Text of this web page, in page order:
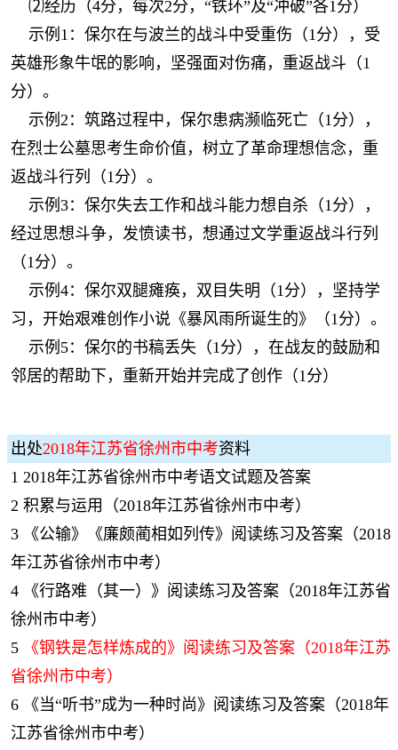
⑵经历（4分，每次2分，“铁环”及“冲破”各1分）
示例1：保尔在与波兰的战斗中受重伤（1分），受
英雄形象牛氓的影响，坚强面对伤痛，重返战斗（1
分）。
示例2：筑路过程中，保尔患病濒临死亡（1分），
在烈士公墓思考生命价值，树立了革命理想信念，重
返战斗行列（1分）。
示例3：保尔失去工作和战斗能力想自杀（1分），
经过思想斗争，发愤读书，想通过文学重返战斗行列
（1分）。
示例4：保尔双腿瘫痪，双目失明（1分），坚持学
习，开始艰难创作小说《暴风雨所诞生的》（1分）。
示例5：保尔的书稿丢失（1分），在战友的鼓励和
邻居的帮助下，重新开始并完成了创作（1分）
出处2018年江苏省徐州市中考资料
1 2018年江苏省徐州市中考语文试题及答案
2 积累与运用（2018年江苏省徐州市中考）
3
《公输》《廉颇蔺相如列传》阅读练习及答案（2018
年江苏省徐州市中考）
4
《行路难（其一）》阅读练习及答案（2018年江苏省
徐州市中考）
5
《钢铁是怎样炼成的》阅读练习及答案（2018年江苏
省徐州市中考）
6
《当“听书”成为一种时尚》阅读练习及答案（2018年
江苏省徐州市中考）